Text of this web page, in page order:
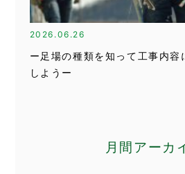
2026.06.26
ー足場の種類を知って工事内容
しようー
月間アーカ